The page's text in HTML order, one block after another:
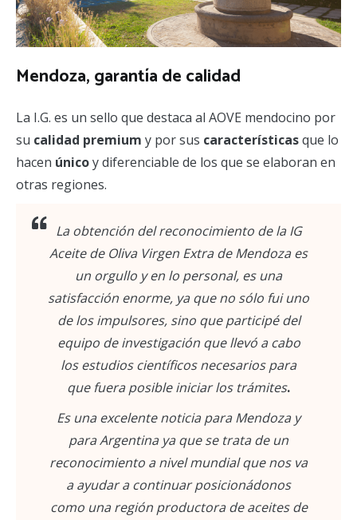
Mendoza, garantía de calidad
La I.G. es un sello que destaca al AOVE mendocino por
su calidad premium y por sus característicasque lo
hacen únicoy diferenciable de los que se elaboran en
otras regiones.
La obtención del reconocimiento de la IG
Aceite de Oliva Virgen Extra de Mendoza es
un orgullo y en lo personal, es una
satisfacción enorme, ya que no sólo fui uno
de los impulsores, sino que participé del
equipo de investigación que llevó a cabo
los estudios científicos necesarios para
que fuera posible iniciar los trámites.
Es una excelente noticia para Mendoza y
para Argentina ya que se trata de un
reconocimiento a nivel mundial que nos va
a ayudar a continuar posicionádonos
como una región productora de aceites de